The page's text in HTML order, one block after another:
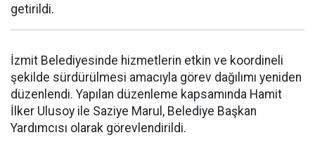
getirildi.
İzmit Belediyesinde hizmetlerin etkin ve koordineli
şekilde sürdürülmesi amacıyla görev dağılımı yeniden
düzenlendi. Yapılan düzenleme kapsamında Hamit
İlker Ulusoy ile Saziye Marul, Belediye Başkan
Yardımcısı olarak görevlendirildi.